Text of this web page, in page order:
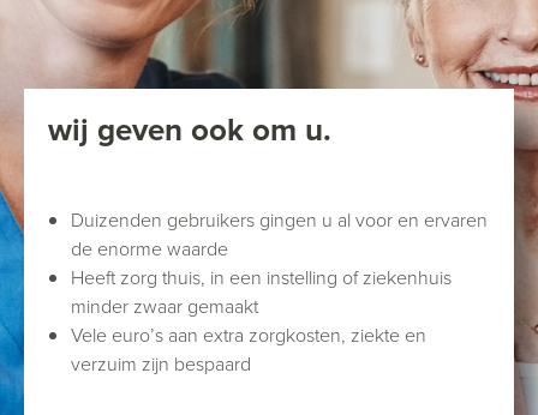
wij geven ook om u.
Duizenden gebruikers gingen u al voor en ervaren
de enorme waarde
Heeft zorg thuis, in een instelling of ziekenhuis
minder zwaar gemaakt
Vele euro’s aan extra zorgkosten, ziekte en
verzuim zijn bespaard